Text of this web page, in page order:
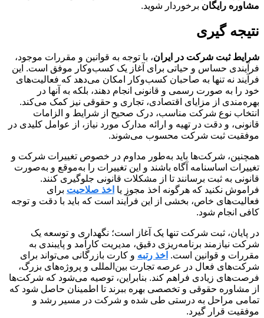
مشاوره رایگان برخوردار شوید.
نتیجه گیری
شرایط ثبت شرکت در ایران، با توجه به قوانین و مقررات موجود،
فرآیندی حساس و حیاتی برای آغاز یک کسب‌وکار موفق است. این
فرآیند نه تنها به صاحبان کسب‌وکار امکان می‌دهد که فعالیت‌های
خود را به صورت رسمی و قانونی انجام دهند، بلکه به آنها در
بهره‌مندی از مزایای اقتصادی، تجاری و حقوقی نیز کمک می‌کند.
انتخاب نوع شرکت مناسب، درک صحیح از شرایط و الزامات
قانونی، و دقت در تهیه و ارائه مدارک مورد نیاز، از عوامل کلیدی در
موفقیت ثبت شرکت محسوب می‌شوند.
همچنین، شرکت‌ها باید به‌طور مداوم در خصوص تغییرات شرکت و
تغییرات اساسنامه آگاه باشند و این تغییرات را به‌موقع و به‌صورت
قانونی به ثبت برسانند تا از مشکلات قانونی جلوگیری کنند.
فراموش نکنید که هرگونه اخذ مجوز یا اخذ صلاحیت برای
فعالیت‌های خاص، بخشی از این فرآیند است که باید با دقت و توجه
کافی انجام شود.
در پایان، ثبت شرکت تنها یک آغاز است؛ نگهداری و توسعه یک
شرکت نیازمند برنامه‌ریزی دقیق، مدیریت کارآمد و پایبندی به
مقررات و قوانین است. اخذ رتبه و کارت بازرگانی می‌تواند برای
شرکت‌های فعال در عرصه تجارت بین‌المللی و پروژه‌های بزرگ،
فرصت‌های زیادی فراهم کند. بنابراین، توصیه می‌شود که شرکت‌ها
از مشاوره حقوقی و تخصصی بهره ببرند تا اطمینان حاصل شود که
تمامی مراحل به درستی طی شده و شرکت در مسیر رشد و
موفقیت قرار گیرد.